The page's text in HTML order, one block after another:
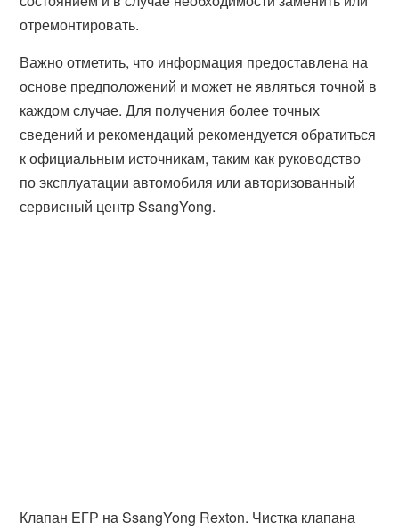
отремонтировать.
Важно отметить, что информация предоставлена на
основе предположений и может не являться точной в
каждом случае. Для получения более точных
сведений и рекомендаций рекомендуется обратиться
к официальным источникам, таким как руководство
по эксплуатации автомобиля или авторизованный
сервисный центр SsangYong.
Клапан ЕГР на SsangYong Rexton. Чистка клапана